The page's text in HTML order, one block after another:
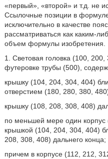
«первый», «второй» и т.д. не
Ссылочные позиции в
исключительно в качестве
рассматриваться как каким-
объем формулы изобретения.
1. Световая головка (100,
футеровке трубы (500),
крышку (104, 204, 304, 404)
отверстием (180, 280, 380,
крышку (108, 208, 308, 408)
по меньшей мере один
крышкой (104, 204, 304, 404)
208, 308, 408) дальнего конца;
причем в корпусе (112, 212,